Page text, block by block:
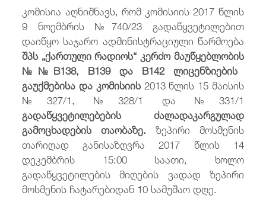
კომისია აღნიშნავს, რომ კომისიის 2017 წლის
9 ნოემბრის №740/23 გადაწყვეტილებით
დაიწყო საჯარო ადმინისტრაციული წარმოება
შპს „ქართული რადიოს“კერძომაუწყებლობის
№№B138, B139 და B142ლიცენზიების
გაუქმებისადაკომისიის2013 წლის 15 მაისის
№327/1, №328/1 და №331/1
გადაწყვეტილებების ძალადაკარგულად
გამოცხადების თაობაზე. ზეპირი მოსმენის
თარიღად განისაზღვრა 2017 წლის 14
დეკემბრის 15:00 საათი, ხოლო
გადაწყვეტილების მიღების ვადად ზეპირი
მოსმენის ჩატარებიდან 10 სამუშაო დღე.